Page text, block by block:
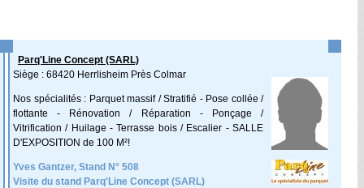
Parq'Line Concept (SARL)
Siège : 68420 Herrlisheim Près Colmar
Nos spécialités : Parquet massif / Stratifié - Pose collée /
flottante - Rénovation / Réparation - Ponçage /
Vitrification / Huilage - Terrasse bois / Escalier - SALLE
D'EXPOSITION de 100 M²!
Yves Gantzer, Stand N° 508
Visite du stand Parq'Line Concept (SARL)